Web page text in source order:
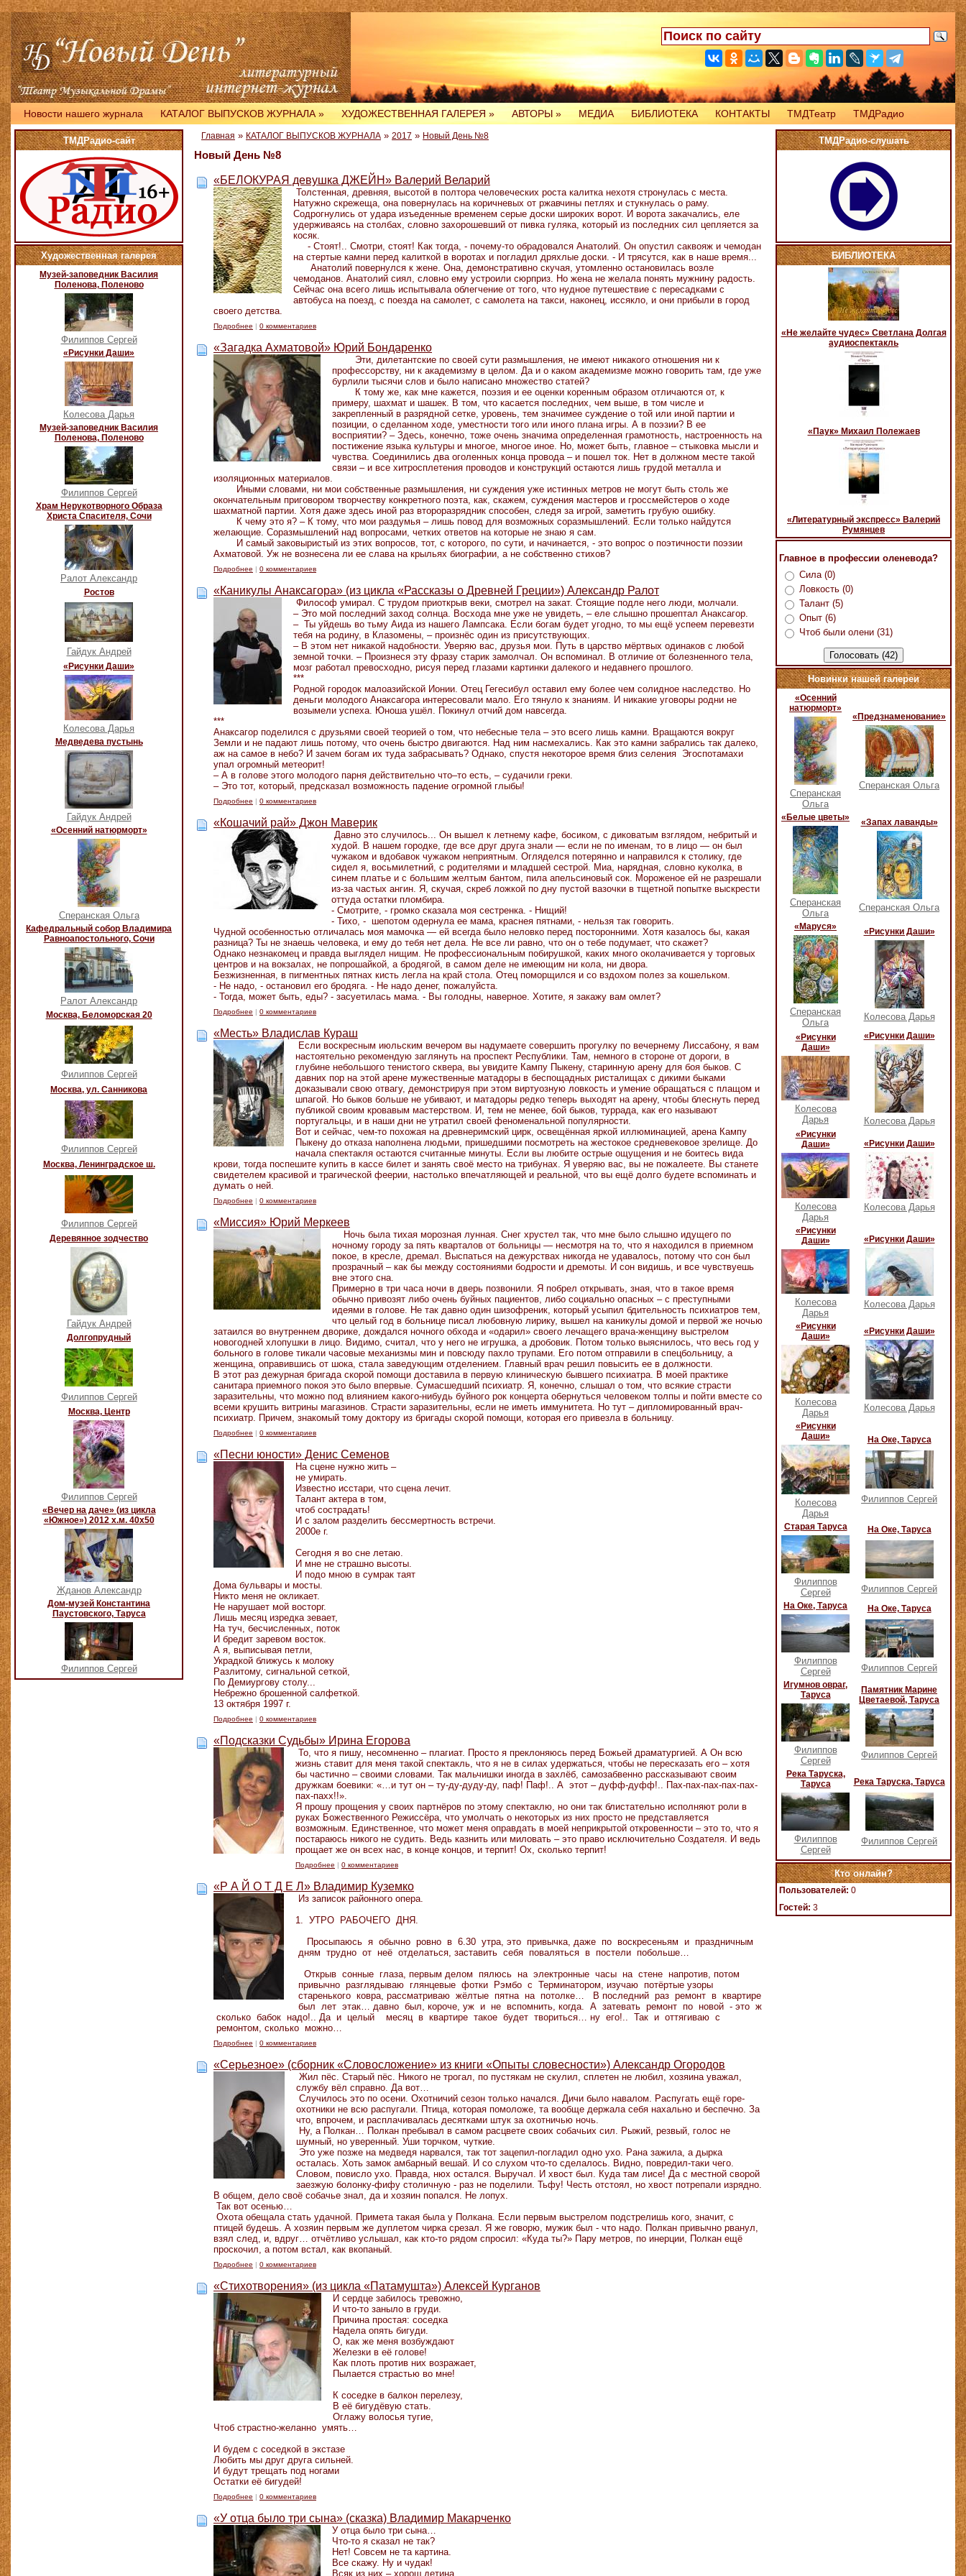
Новости нашего журнала КАТАЛОГ ВЫПУСКОВ ЖУРНАЛА » ХУДОЖЕСТВЕННАЯ ГАЛЕРЕЯ » АВТОРЫ» МЕДИА БИБЛИОТЕКА КОНТАКТЫ ТМДТеатр ТМДРадио
ТМДРадио-сайт
Художественная галерея
Музей-заповедник Василия
Поленова, Поленово
Филиппов Сергей
«Рисунки Даши»
Колесова Дарья
Музей-заповедник Василия
Поленова, Поленово
Филиппов Сергей
Храм Нерукотворного Образа
Христа Спасителя, Сочи
Ралот Александр
Ростов
Гайдук Андрей
«Рисунки Даши»
Колесова Дарья
Медведева пустынь
Гайдук Андрей
«Осенний натюрморт»
Сперанская Ольга
Кафедральный собор Владимира
Равноапостольного, Сочи
Ралот Александр
Москва, Беломорская 20
Филиппов Сергей
Москва, ул. Санникова
Филиппов Сергей
Москва, Ленинградское ш.
Филиппов Сергей
Деревянное зодчество
Гайдук Андрей
Долгопрудный
Филиппов Сергей
Москва, Центр
Филиппов Сергей
«Вечер на даче» (из цикла
«Южное») 2012 х.м. 40х50
Жданов Александр
Дом-музей Константина
Паустовского, Таруса
Филиппов Сергей
Главная » КАТАЛОГ ВЫПУСКОВ ЖУРНАЛА » 2017 » Новый День №8
Новый День №8
«БЕЛОКУРАЯ девушка ДЖЕЙН» Валерий Веларий
Толстенная, древняя, высотой в полтора человеческих роста калитка нехотя стронулась с места.
Натужно скрежеща, она повернулась на коричневых от ржавчины петлях и стукнулась о раму.
Содрогнулись от удара изъеденные временем серые доски широких ворот. И ворота закачались, еле
удерживаясь на столбах, словно захорошевший от пивка гуляка, который из последних сил цепляется за
косяк.
- Стоят!.. Смотри, стоят! Как тогда, - почему-то обрадовался Анатолий. Он опустил саквояж и чемодан
на стертые камни перед калиткой в воротах и погладил дряхлые доски. - И трясутся, как в наше время...
Анатолий повернулся к жене. Она, демонстративно скучая, утомленно остановилась возле
чемоданов. Анатолий сиял, словно ему устроили сюрприз. Но жена не желала понять мужнину радость.
Сейчас она всего лишь испытывала облегчение от того, что нудное путешествие с пересадками с
автобуса на поезд, с поезда на самолет, с самолета на такси, наконец, иссякло, и они прибыли в город
своего детства.
Подробнее | 0 комментариев
«Загадка Ахматовой» Юрий Бондаренко
Эти, дилетантские по своей сути размышления, не имеют никакого отношения ни к
профессорству, ни к академизму в целом. Да и о каком академизме можно говорить там, где уже
бурлили тысячи слов и было написано множество статей?
К тому же, как мне кажется, поэзия и ее оценки коренным образом отличаются от, к
примеру, шахмат и шашек. В том, что касается последних, чем выше, в том числе и
закрепленный в разрядной сетке, уровень, тем значимее суждение о той или иной партии и
позиции, о сделанном ходе, уместности того или иного плана игры. А в поэзии? В ее
восприятии? – Здесь, конечно, тоже очень значима определенная грамотность, настроенность на
постижение языка культуры и многое, многое иное. Но, может быть, главное – стыковка мысли и
чувства. Соединились два оголенных конца провода – и пошел ток. Нет в должном месте такой
связи – и все хитросплетения проводов и конструкций остаются лишь грудой металла и
изоляционных материалов.
Иными словами, ни мои собственные размышления, ни суждения уже истинных метров не могут быть столь же
окончательным приговором творчеству конкретного поэта, как, скажем, суждения мастеров и гроссмейстеров о ходе
шахматной партии. Хотя даже здесь иной раз второразрядник способен, следя за игрой, заметить грубую ошибку.
К чему это я? – К тому, что мои раздумья – лишь повод для возможных соразмышлений. Если только найдутся
желающие. Соразмышлений над вопросами, четких ответов на которые не знаю я сам.
И самый заковыристый из этих вопросов, тот, с которого, по сути, и начинается, - это вопрос о поэтичности поэзии
Ахматовой. Уж не вознесена ли ее слава на крыльях биографии, а не собственно стихов?
Подробнее | 0 комментариев
«Каникулы Анаксагора» (из цикла «Рассказы о Древней Греции») Александр Ралот
Философ умирал. С трудом приоткрыв веки, смотрел на закат. Стоящие подле него люди, молчали.
– Это мой последний заход солнца. Восхода мне уже не увидеть, – еле слышно прошептал Анаксагор.
– Ты уйдешь во тьму Аида из нашего Лампсака. Если богам будет угодно, то мы ещё успеем перевезти
тебя на родину, в Клазомены, – произнёс один из присутствующих.
– В этом нет никакой надобности. Уверяю вас, друзья мои. Путь в царство мёртвых одинаков с любой
земной точки. – Произнеся эту фразу старик замолчал. Он вспоминал. В отличие от болезненного тела,
мозг работал превосходно, рисуя перед глазами картинки далекого и недавнего прошлого.
***
Родной городок малоазийской Ионии. Отец Гегесибул оставил ему более чем солидное наследство. Но
деньги молодого Анаксагора интересовали мало. Его тянуло к знаниям. И никакие уговоры родни не
возымели успеха. Юноша ушёл. Покинул отчий дом навсегда.
***
Анаксагор поделился с друзьями своей теорией о том, что небесные тела – это всего лишь камни. Вращаются вокруг
Земли и не падают лишь потому, что очень быстро двигаются. Над ним насмехались. Как это камни забрались так далеко,
аж на самое в небо? И зачем богам их туда забрасывать? Однако, спустя некоторое время близ селения Эгоспотамахи
упал огромный метеорит!
– А в голове этого молодого парня действительно что–то есть, – судачили греки.
– Это тот, который, предсказал возможность падение огромной глыбы!
Подробнее | 0 комментариев
«Кошачий рай» Джон Маверик
Давно это случилось... Он вышел к летнему кафе, босиком, с диковатым взглядом, небритый и
худой. В нашем городке, где все друг друга знали — если не по именам, то в лицо — он был
чужаком и вдобавок чужаком неприятным. Огляделся потерянно и направился к столику, где
сидел я, восьмилетний, с родителями и младшей сестрой. Миа, нарядная, словно куколка, в
синем платье и с большим желтым бантом, пила апельсиновый сок. Мороженое ей не разрешали
из-за частых ангин. Я, скучая, скреб ложкой по дну пустой вазочки в тщетной попытке выскрести
оттуда остатки пломбира.
- Смотрите, - громко сказала моя сестренка. - Нищий!
- Тихо, - шепотом одернула ее мама, краснея пятнами, - нельзя так говорить.
Чудной особенностью отличалась моя мамочка — ей всегда было неловко перед посторонними. Хотя казалось бы, какая
разница? Ты не знаешь человека, и ему до тебя нет дела. Не все ли равно, что он о тебе подумает, что скажет?
Однако незнакомец и правда выглядел нищим. Не профессиональным побирушкой, каких много околачивается у торговых
центров и на вокзалах, не попрошайкой, а бродягой, в самом деле не имеющим ни кола, ни двора.
Безжизненная, в пигментных пятнах кисть легла на край стола. Отец поморщился и со вздохом полез за кошельком.
- Не надо, - остановил его бродяга. - Не надо денег, пожалуйста.
- Тогда, может быть, еды? - засуетилась мама. - Вы голодны, наверное. Хотите, я закажу вам омлет?
Подробнее | 0 комментариев
«Месть» Владислав Кураш
Если воскресным июльским вечером вы надумаете совершить прогулку по вечернему Лиссабону, я вам
настоятельно рекомендую заглянуть на проспект Республики. Там, немного в стороне от дороги, в
глубине небольшого тенистого сквера, вы увидите Кампу Пыкену, старинную арену для боя быков. С
давних пор на этой арене мужественные матадоры в беспощадных ристалищах с дикими быками
доказывали свою отвагу, демонстрируя при этом виртуозную ловкость и умение обращаться с плащом и
шпагой. Но быков больше не убивают, и матадоры редко теперь выходят на арену, чтобы блеснуть перед
публикой своим кровавым мастерством. И, тем не менее, бой быков, туррада, как его называют
португальцы, и в наши дни не утратил своей феноменальной популярности.
Вот и сейчас, чем-то похожая на древнеримский цирк, освещённая яркой иллюминацией, арена Кампу
Пыкену до отказа наполнена людьми, пришедшими посмотреть на жестокое средневековое зрелище. До
начала спектакля остаются считанные минуты. Если вы любите острые ощущения и не боитесь вида
крови, тогда поспешите купить в кассе билет и занять своё место на трибунах. Я уверяю вас, вы не пожалеете. Вы станете
свидетелем красивой и трагической феерии, настолько впечатляющей и реальной, что вы ещё долго будете вспоминать и
думать о ней.
Подробнее | 0 комментариев
«Миссия» Юрий Меркеев
Ночь была тихая морозная лунная. Снег хрустел так, что мне было слышно идущего по
ночному городу за пять кварталов от больницы — несмотря на то, что я находился в приемном
покое, в кресле, дремал. Выспаться на дежурствах никогда не удавалось, потому что сон был
прозрачный – как бы между состояниями бодрости и дремоты. И сон видишь, и все чувствуешь
вне этого сна.
Примерно в три часа ночи в дверь позвонили. Я побрел открывать, зная, что в такое время
обычно привозят либо очень буйных пациентов, либо социально опасных – с преступными
идеями в голове. Не так давно один шизофреник, который усыпил бдительность психиатров тем,
что целый год в больнице писал любовную лирику, вышел на каникулы домой и первой же ночью
затаился во внутреннем дворике, дождался ночного обхода и «одарил» своего лечащего врача-женщину выстрелом
новогодней хлопушки в лицо. Видимо, считал, что у него не игрушка, а дробовик. Потом только выяснилось, что весь год у
больного в голове тикали часовые механизмы мин и повсюду пахло трупами. Его потом отправили в спецбольницу, а
женщина, оправившись от шока, стала заведующим отделением. Главный врач решил повысить ее в должности.
В этот раз дежурная бригада скорой помощи доставила в первую клиническую бывшего психиатра. В моей практике
санитара приемного покоя это было впервые. Сумасшедший психиатр. Я, конечно, слышал о том, что всякие страсти
заразительны, что можно под влиянием какого-нибудь буйного рок концерта обернуться человеком толпы и пойти вместе со
всеми крушить витрины магазинов. Страсти заразительны, если не иметь иммунитета. Но тут – дипломированный врач-
психиатр. Причем, знакомый тому доктору из бригады скорой помощи, которая его привезла в больницу.
Подробнее | 0 комментариев
«Песни юности» Денис Семенов
На сцене нужно жить –
не умирать.
Известно исстари, что сцена лечит.
Талант актера в том,
чтоб сострадать!
И с залом разделить бессмертность встречи.
2000е г.
Сегодня я во сне летаю.
И мне не страшно высоты.
И подо мною в сумрак таят
Дома бульвары и мосты.
Никто меня не окликает.
Не нарушает мой восторг.
Лишь месяц изредка зевает,
На туч, бесчисленных, поток
И бредит заревом восток.
А я, выписывая петли,
Украдкой ближусь к молоку
Разлитому, сигнальной сеткой,
По Демиургову столу...
Небрежно брошенной салфеткой.
13 октября 1997 г.
Подробнее | 0 комментариев
«Подсказки Судьбы» Ирина Егорова
То, что я пишу, несомненно – плагиат. Просто я преклоняюсь перед Божьей драматургией. А Он всю
жизнь ставит для меня такой спектакль, что я не в силах удержаться, чтобы не пересказать его – хотя
бы частично – своими словами. Так мальчишки иногда в захлёб, самозабвенно рассказывают своим
дружкам боевики: «…и тут он – ту-ду-дуду-ду, паф! Паф!.. А этот – дуфф-дуфф!.. Пах-пах-пах-пах-пах-
пах-пахх!!».
Я прошу прощения у своих партнёров по этому спектаклю, но они так блистательно исполняют роли в
руках Божественного Режиссёра, что умолчать о некоторых из них просто не представляется
возможным. Единственное, что может меня оправдать в моей неприкрытой откровенности – это то, что я
постараюсь никого не судить. Ведь казнить или миловать – это право исключительно Создателя. И ведь
прощает же он всех нас, в конце концов, и терпит! Ох, сколько терпит!
Подробнее | 0 комментариев
«Р А Й О Т Д Е Л» Владимир Куземко
Из записок районного опера.
1. УТРО РАБОЧЕГО ДНЯ.
Просыпаюсь я обычно ровно в 6.30 утра, это привычка, даже по воскресеньям и праздничным
дням трудно от неё отделаться, заставить себя поваляться в постели побольше…
Открыв сонные глаза, первым делом пялюсь на электронные часы на стене напротив, потом
привычно разглядываю глянцевые фотки Рэмбо с Терминатором, изучаю потёртые узоры
старенького ковра, рассматриваю жёлтые пятна на потолке… В последний раз ремонт в квартире
был лет этак… давно был, короче, уж и не вспомнить, когда. А затевать ремонт по новой - это ж
сколько бабок надо!.. Да и целый месяц в квартире такое будет твориться… ну его!.. Так и оттягиваю с
ремонтом, сколько можно…
Подробнее | 0 комментариев
«Серьезное» (сборник «Словосложение» из книги «Опыты словесности») Александр Огородов
Жил пёс. Старый пёс. Никого не трогал, по пустякам не скулил, сплетен не любил, хозяина уважал,
службу вёл справно. Да вот…
Случилось это по осени. Охотничий сезон только начался. Дичи было навалом. Распугать ещё горе-
охотники не всю распугали. Птица, которая помоложе, та вообще держала себя нахально и беспечно. За
что, впрочем, и расплачивалась десятками штук за охотничью ночь.
Ну, а Полкан… Полкан пребывал в самом расцвете своих собачьих сил. Рыжий, резвый, голос не
шумный, но уверенный. Уши торчком, чуткие.
Это уже позже на медведя нарвался, так тот зацепил-погладил одно ухо. Рана зажила, а дырка
осталась. Хоть замок амбарный вешай. И со слухом что-то сделалось. Видно, повредил-таки чего.
Словом, повисло ухо. Правда, нюх остался. Выручал. И хвост был. Куда там лисе! Да с местной сворой
заезжую болонку-фифу столичную - раз не поделили. Тьфу! Честь отстоял, но хвост потрепали изрядно.
В общем, дело своё собачье знал, да и хозяин попался. Не лопух.
Так вот осенью…
Охота обещала стать удачной. Примета такая была у Полкана. Если первым выстрелом подстрелишь кого, значит, с
птицей будешь. А хозяин первым же дуплетом чирка срезал. Я же говорю, мужик был - что надо. Полкан привычно рванул,
взял след, и, вдруг… отчётливо услышал, как кто-то рядом спросил: «Куда ты?» Пару метров, по инерции, Полкан ещё
проскочил, а потом встал, как вкопаный.
Подробнее | 0 комментариев
«Стихотворения» (из цикла «Патамушта») Алексей Курганов
И сердце забилось тревожно,
И что-то заныло в груди.
Причина простая: соседка
Надела опять бигуди.
О, как же меня возбуждают
Железки в её голове!
Как плоть против них возражает,
Пылается страстью во мне!
К соседке в балкон перелезу,
В её бигудёвую стать.
Оглажу волосья тугие,
Чтоб страстно-желанно умять…
И будем с соседкой в экстазе
Любить мы друг друга сильней.
И будут трещать под ногами
Остатки её бигудей!
Подробнее | 0 комментариев
«У отца было три сына» (сказка) Владимир Макарченко
У отца было три сына…
Что-то я сказал не так?
Нет! Совсем не та картина.
Все скажу. Ну и чудак!
Всяк из них – хорош детина
ТМДРадио-слушать
БИБЛИОТЕКА
«Не желайте чудес» Светлана Долгая
аудиоспектакль
«Паук» Михаил Полежаев
«Литературный экспресс» Валерий
Румянцев
Главное в профессии оленевода?
Сила (0)
Ловкость (0)
Талант (5)
Опыт (6)
Чтоб были олени (31)
Новинки нашей галереи
«Осенний
натюрморт»
Сперанская
Ольга
«Предзнаменование»
Сперанская Ольга
«Белые цветы»
Сперанская
Ольга
«Запах лаванды»
Сперанская Ольга
«Маруся»
Сперанская
Ольга
«Рисунки Даши»
Колесова Дарья
«Рисунки
Даши»
Колесова
Дарья
«Рисунки Даши»
Колесова Дарья
«Рисунки
Даши»
Колесова
Дарья
«Рисунки Даши»
Колесова Дарья
«Рисунки
Даши»
Колесова
Дарья
«Рисунки Даши»
Колесова Дарья
«Рисунки
Даши»
Колесова
Дарья
«Рисунки Даши»
Колесова Дарья
«Рисунки
Даши»
Колесова
Дарья
На Оке, Таруса
Филиппов Сергей
Старая Таруса
Филиппов
Сергей
На Оке, Таруса
Филиппов Сергей
На Оке, Таруса
Филиппов
Сергей
На Оке, Таруса
Филиппов Сергей
Игумнов овраг,
Таруса
Филиппов
Сергей
Памятник Марине
Цветаевой, Таруса
Филиппов Сергей
Река Таруска,
Таруса
Филиппов
Сергей
Река Таруска, Таруса
Филиппов Сергей
Кто онлайн?
Пользователей: 0
Гостей: 3